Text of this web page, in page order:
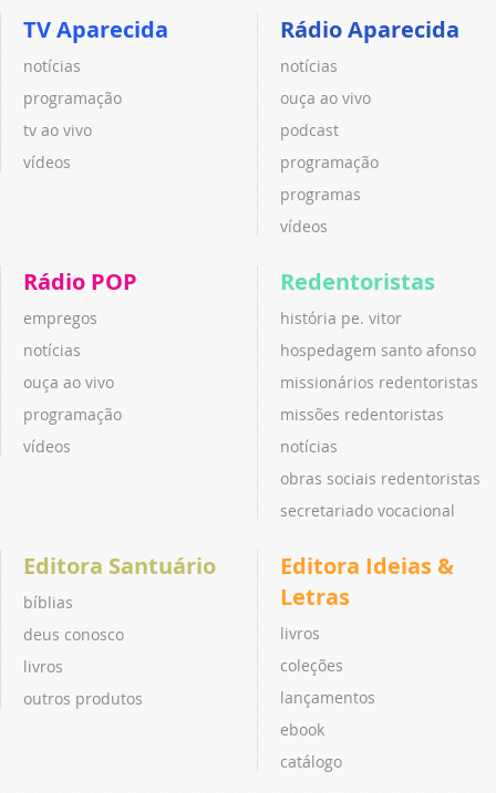
TV Aparecida
notícias
programação
tv ao vivo
vídeos
Rádio Aparecida
notícias
ouça ao vivo
podcast
programação
programas
vídeos
Rádio POP
empregos
notícias
ouça ao vivo
programação
vídeos
Redentoristas
história pe. vitor
hospedagem santo afonso
missionários redentoristas
missões redentoristas
notícias
obras sociais redentoristas
secretariado vocacional
Editora Santuário
bíblias
deus conosco
livros
outros produtos
Editora Ideias &
Letras
livros
coleções
lançamentos
ebook
catálogo